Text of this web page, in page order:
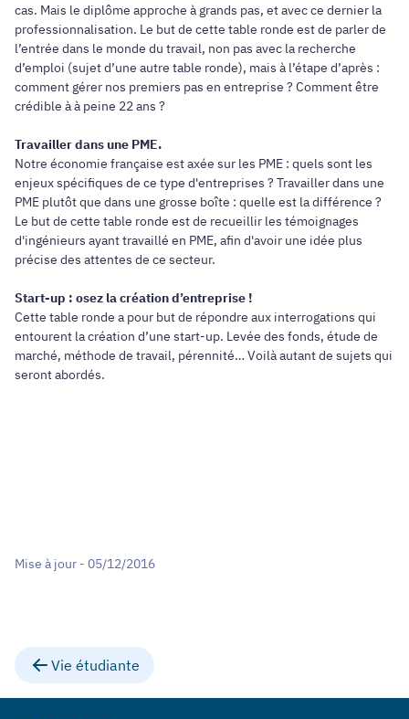
cas. Mais le diplôme approche à grands pas, et avec ce dernier la
professionnalisation. Le but de cette table ronde est de parler de
l’entrée dans le monde du travail, non pas avec la recherche
d’emploi (sujet d’une autre table ronde), mais à l’étape d’après :
comment gérer nos premiers pas en entreprise ? Comment être
crédible à à peine 22 ans ?
Travailler dans une PME.
Notre économie française est axée sur les PME : quels sont les
enjeux spécifiques de ce type d'entreprises ? Travailler dans une
PME plutôt que dans une grosse boîte : quelle est la différence ?
Le but de cette table ronde est de recueillir les témoignages
d'ingénieurs ayant travaillé en PME, afin d'avoir une idée plus
précise des attentes de ce secteur.
Start-up : osez la création d’entreprise !
Cette table ronde a pour but de répondre aux interrogations qui
entourent la création d’une start-up. Levée des fonds, étude de
marché, méthode de travail, pérennité… Voilà autant de sujets qui
seront abordés.
Mise à jour - 05/12/2016
Vie étudiante